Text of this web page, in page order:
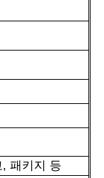
패키지 등